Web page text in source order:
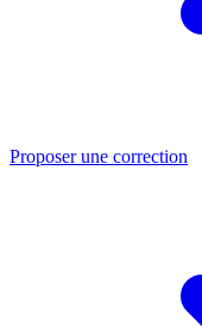
Proposer une correction